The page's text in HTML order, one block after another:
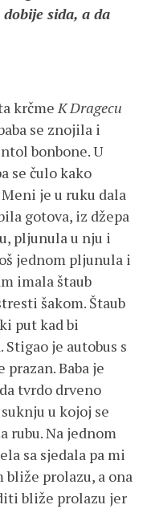
sida, a da
krčmeK Dragecu
se znojila i
bonbone. U
se čulo kako
je u ruku dala
gotova, iz džepa
pljunula u nju i
jednom pljunula i
imala štaub
šakom. Štaub
put kad bi
je autobus s
Baba je
tvrdo drveno
u kojoj se
rubu. Na jednom
sa sjedala pa mi
bliže prolazu, a ona
bliže prolazu jer